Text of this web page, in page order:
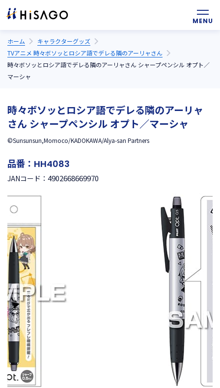
ホーム
キャラクターグッズ
TVアニメ 時々ボソッとロシア語でデレる隣のアーリャさん
時々ボソッとロシア語でデレる隣のアーリャさん シャープペンシル オプト／
マーシャ
時々ボソッとロシア語でデレる隣のアーリャ
さん シャープペンシル オプト／マーシャ
©Sunsunsun,Momoco/KADOKAWA/Alya-san Partners
品番： HH4083
JANコード： 4902668669970